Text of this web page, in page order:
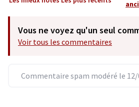
Vous ne voyez qu'un seul
Voir tous les commentaires
Commentaire spam modéré le 12/